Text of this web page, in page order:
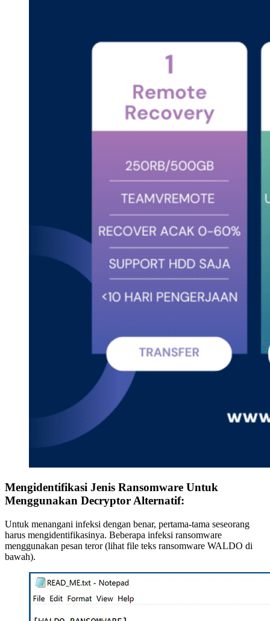
Mengidentifikasi Jenis Ransomware Untuk
Menggunakan Decryptor Alternatif:
Untuk menangani infeksi dengan benar, pertama-tama seseorang
harus mengidentifikasinya. Beberapa infeksi ransomware
menggunakan pesan teror (lihat file teks ransomware WALDO di
bawah).